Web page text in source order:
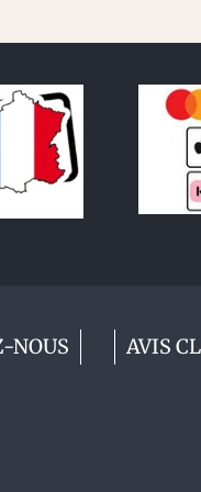
NOUS AVIS